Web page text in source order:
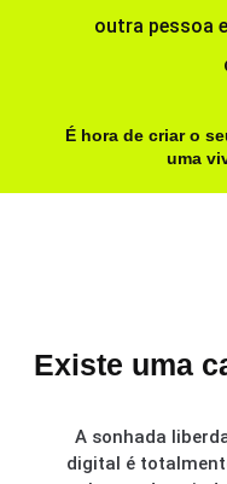
outra pessoa
É hora de criar o
uma
Existe uma
A sonhada
digital é